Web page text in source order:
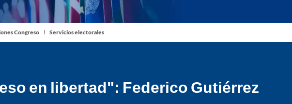
Congreso Servicios electorales
en libertad": Federico Gutiérrez